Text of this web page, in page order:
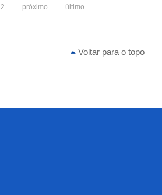
2 próximo último
Voltar para o topo